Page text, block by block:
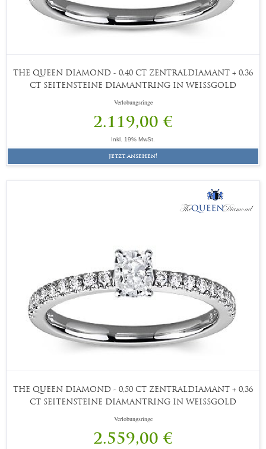
THE QUEEN DIAMOND - 0,40 CT ZENTRALDIAMANT + 0,36
CT SEITENSTEINE DIAMANTRING IN WEISSGOLD
Verlobungsringe
2.119,00 €
Inkl. 19% MwSt.
jetzt ansehen!
THE QUEEN DIAMOND - 0,50 CT ZENTRALDIAMANT + 0,36
CT SEITENSTEINE DIAMANTRING IN WEISSGOLD
Verlobungsringe
2.559,00 €